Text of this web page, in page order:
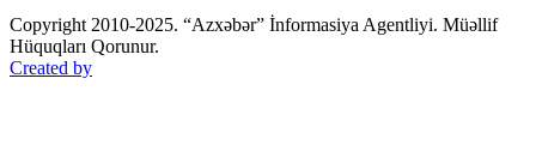
Copyright 2010-2025. “Azxəbər” İnformasiya Agentliyi. Müəllif
Hüquqları Qorunur.
Created by